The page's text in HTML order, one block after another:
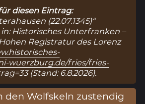
diesen Eintrag:
(22.07.1345)“
in: Historisches Unterfranken –
Registratur des Lorenz
wuerzburg.de/fries/fries-
(Stand: 6.8.2026).
den Wolfskeln zustendig